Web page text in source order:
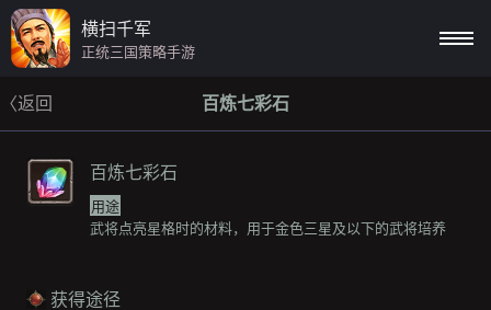
横扫千军
正统三国策略手游
〈返回 百炼七彩石
百炼七彩石
用途
武将点亮星格时的材料，用于金色三星及以下的武将培养
获得途径